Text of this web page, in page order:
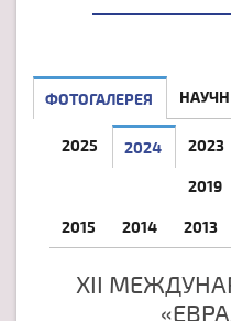
ФОТОГАЛЕРЕЯ
2025 2024 2023
2019
2015 2014 2013
XII